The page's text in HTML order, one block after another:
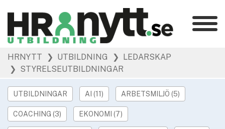
Kategorier
HR Barometer
HR-yrket
Ledarskap
Arbetsmiljö
Rekrytering
HRNYTT ❯ UTBILDNING
❯ LEDARSKAP
❯ STYRELSEUTBILDNINGAR
UTBILDNINGAR AI (11) ARBETSMILJÖ (5)
COACHING (3) EKONOMI (7)